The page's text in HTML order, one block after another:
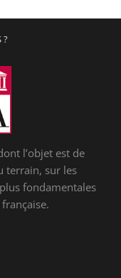
?
l’objet est de
terrain, sur les
fondamentales